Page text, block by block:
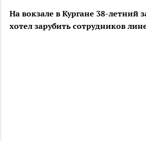
На вокзале в Кургане 38-летний
хотел зарубить сотрудников